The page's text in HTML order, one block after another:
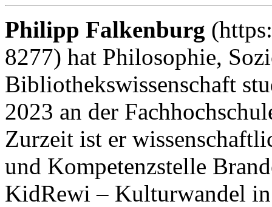
Philipp Falkenburg
8277) hat Philosophie,
Bibliothekswissenschaft
2023 an der
Zurzeit ist er
und Kompetenzstelle
KidRewi – Kulturwandel in